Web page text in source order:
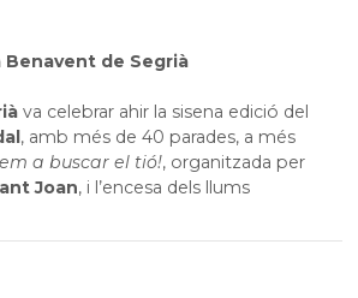
Benavent de Segrià
va celebrar ahir la sisena edició del
, amb més de 40 parades, a més
a buscar el tió!, organitzada per
Joan, i l’encesa dels llums